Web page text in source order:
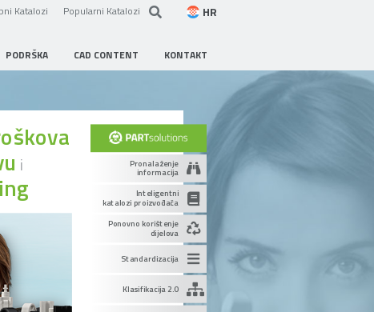
Katalozi Popularni Katalozi HR
PODRŠKA CAD CONTENT KONTAKT
Pronalaženje
informacija
Inteligentni
katalozi proizvođača
Ponovno korištenje
dijelova
Standardizacija
Klasifikacija 2.0
i